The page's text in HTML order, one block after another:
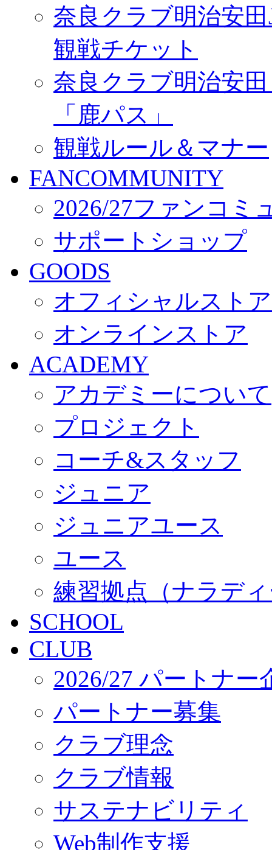
奈良クラブ明治安
観戦チケット
奈良クラブ明治安
「鹿パス」
観戦ルール＆マナー
FANCOMMUNITY
2026/27ファンコミ
サポートショップ
GOODS
オフィシャルスト
オンラインストア
ACADEMY
アカデミーについて
プロジェクト
コーチ&スタッフ
ジュニア
ジュニアユース
ユース
練習拠点（ナラデ
SCHOOL
CLUB
2026/27 パートナー
パートナー募集
クラブ理念
クラブ情報
サステナビリティ
Web制作支援